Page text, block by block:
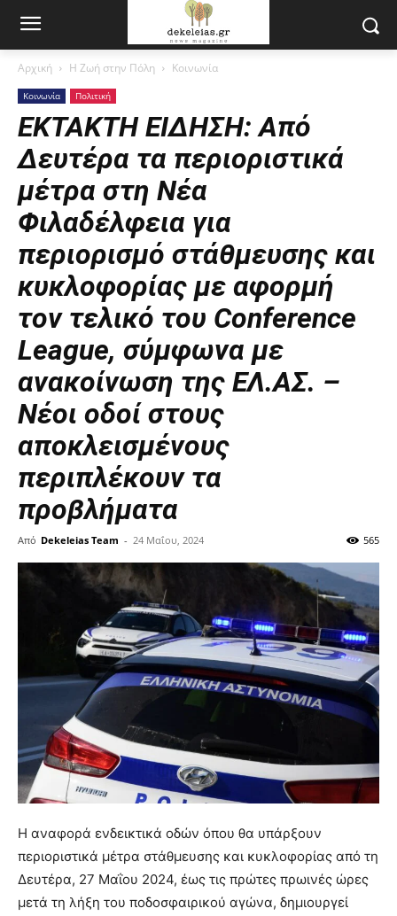
Αρχική Η Ζωή στην Πόλη Κοινωνία
Κοινωνία Πολιτική
ΕΚΤΑΚΤΗ ΕΙΔΗΣΗ: Από
Δευτέρα τα περιοριστικά
μέτρα στη Νέα
Φιλαδέλφεια για
περιορισμό στάθμευσης και
κυκλοφορίας με αφορμή
τον τελικό του Conference
League, σύμφωνα με
ανακοίνωση της ΕΛ.ΑΣ. –
Νέοι οδοί στους
αποκλεισμένους
περιπλέκουν τα
προβλήματα
Από Dekeleias Team - 24 Μαΐου, 2024 565
Η αναφορά ενδεικτικά οδών όπου θα υπάρξουν
περιοριστικά μέτρα στάθμευσης και κυκλοφορίας από τη
Δευτέρα, 27 Μαΐου 2024, έως τις πρώτες πρωινές ώρες
μετά τη λήξη του ποδοσφαιρικού αγώνα, δημιουργεί